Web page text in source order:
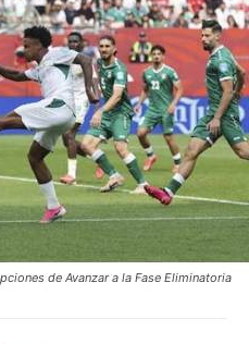
de Avanzar a la Fase Eliminatoria